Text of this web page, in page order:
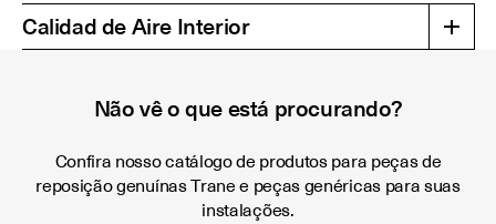
Calidad de Aire Interior
Não vê o que está procurando?
Confira nosso catálogo de produtos para peças de
reposição genuínas Trane e peças genéricas para suas
instalações.